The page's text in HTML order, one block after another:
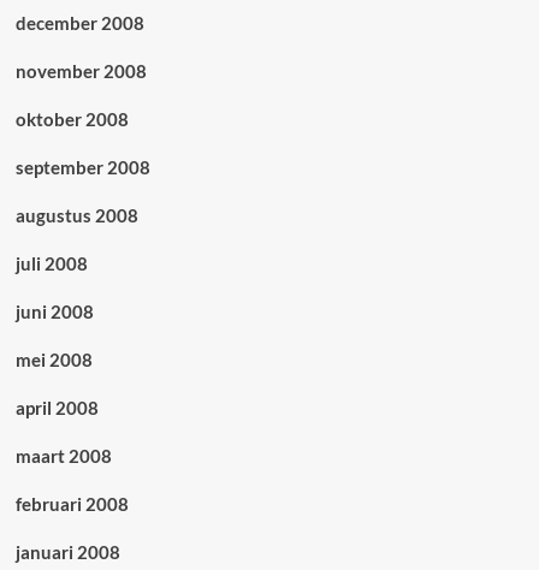
december 2008
november 2008
oktober 2008
september 2008
augustus 2008
juli 2008
juni 2008
mei 2008
april 2008
maart 2008
februari 2008
januari 2008